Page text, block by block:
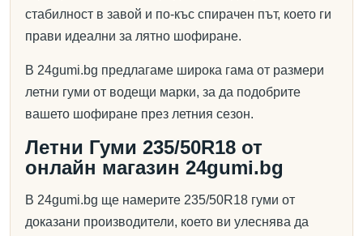
стабилност в завой и по-къс спирачен път, което ги
прави идеални за лятно шофиране.
В 24gumi.bg предлагаме широка гама от размери
летни гуми от водещи марки, за да подобрите
вашето шофиране през летния сезон.
Летни Гуми 235/50R18 от
онлайн магазин 24gumi.bg
В 24gumi.bg ще намерите 235/50R18 гуми от
доказани производители, което ви улеснява да